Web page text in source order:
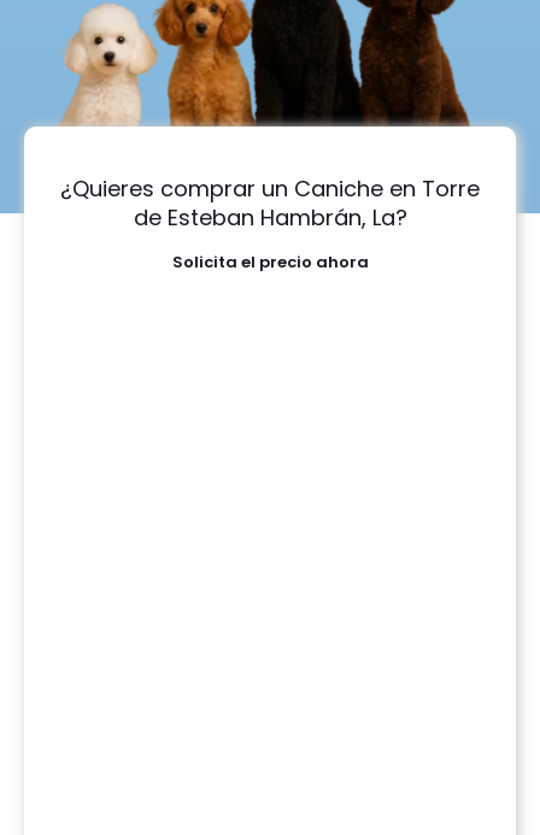
¿Quieres comprar un Caniche en Torre
de Esteban Hambrán, La?
Solicita el precio ahora